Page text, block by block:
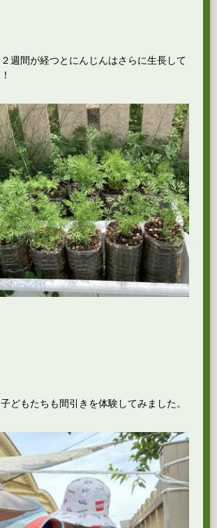
週間が経つとにんじんはさらに生長して
どもたちも間引きを体験してみました。